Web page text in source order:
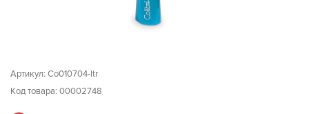
Артикул: Co010704-ltr
Код товара: 00002748